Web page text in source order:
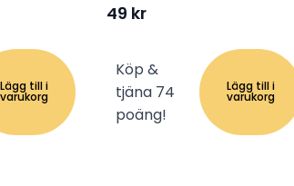
Lägg till i
varukorg
49 kr
Köp &
tjäna 74
poäng!
Lägg till i
varukorg